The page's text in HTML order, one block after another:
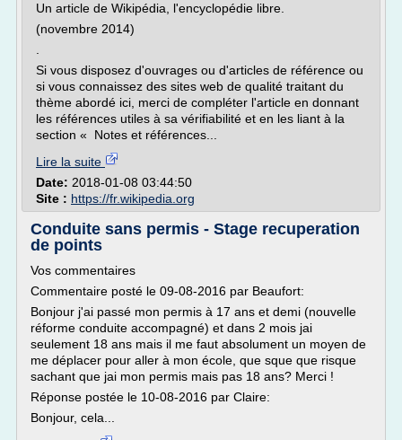
Un article de Wikipédia, l'encyclopédie libre.
(novembre 2014)
Si vous disposez d'ouvrages ou d'articles de référence ou
si vous connaissez des sites web de qualité traitant du
thème abordé ici, merci de compléter l'article en donnant
les références utiles à sa vérifiabilité et en les liant à la
section « Notes et références...
Lire la suite
Date: 2018-01-08 03:44:50
Site : https://fr.wikipedia.org
Conduite sans permis - Stage recuperation
de points
Vos commentaires
Commentaire posté le 09-08-2016 par Beaufort:
Bonjour j'ai passé mon permis à 17 ans et demi (nouvelle
réforme conduite accompagné) et dans 2 mois jai
seulement 18 ans mais il me faut absolument un moyen de
me déplacer pour aller à mon école, que sque que risque
sachant que jai mon permis mais pas 18 ans? Merci !
Réponse postée le 10-08-2016 par Claire:
Bonjour, cela...